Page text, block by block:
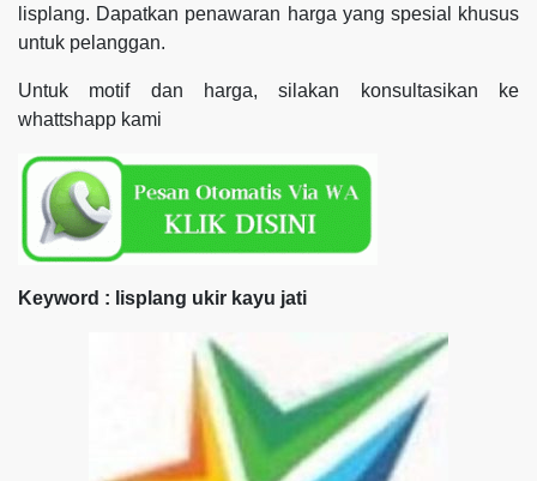
lisplang. Dapatkan penawaran harga yang spesial khusus
untuk pelanggan.
Untuk motif dan harga, silakan konsultasikan ke
whattshapp kami
Keyword : lisplang ukir kayu jati